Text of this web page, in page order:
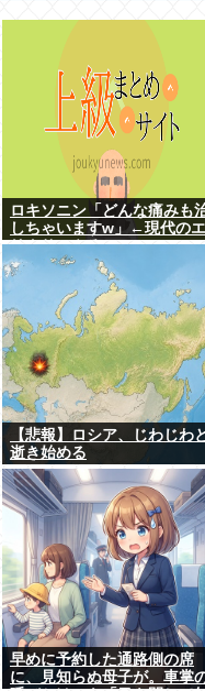
ロキソニン「どんな痛みも
しちゃいますw」←現代のエ
リクサーやろ…
【悲報】ロシア、じわじわ
逝き始める
早めに予約した通路側の席
に、見知らぬ母子が。車掌